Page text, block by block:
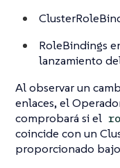
RoleBindings
lanzamiento
Al observar un
enlaces, el
comprobará si el
coincide con un
proporcionado